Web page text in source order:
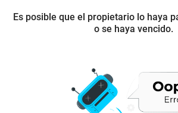
Es posible que el propietario lo haya
o se haya vencido.